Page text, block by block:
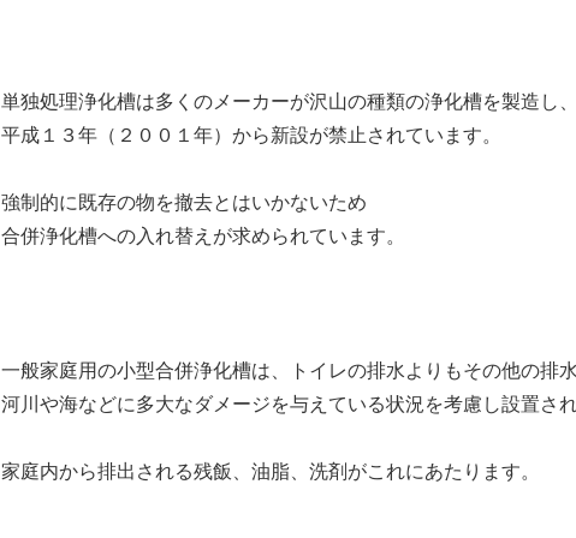
単独処理浄化槽は多くのメーカーが沢山の種類の浄化槽を製造し、
平成１３年（２００１年）から新設が禁止されています。
強制的に既存の物を撤去とはいかないため
合併浄化槽への入れ替えが求められています。
一般家庭用の小型合併浄化槽は、トイレの排水よりもその他の排
河川や海などに多大なダメージを与えている状況を考慮し設置され
家庭内から排出される残飯、油脂、洗剤がこれにあたります。